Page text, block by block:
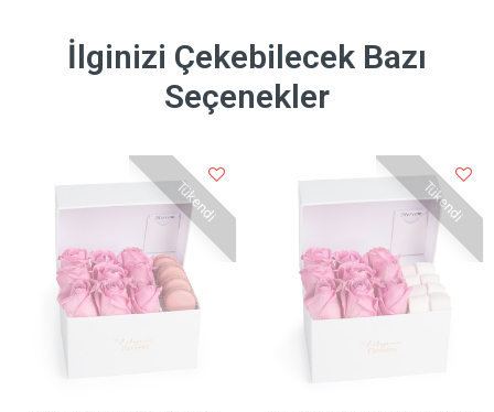
İlginizi Çekebilecek Bazı
Seçenekler
Tükendi Tükendi